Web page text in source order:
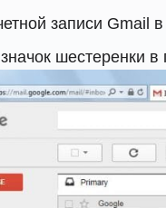
записи Gmail
шестеренки